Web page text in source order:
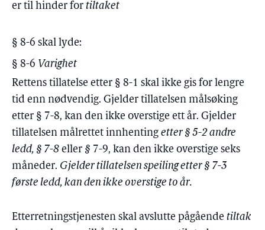
er til hinder for tiltaket
§ 8-6 skal lyde:
§ 8-6 Varighet
Rettens tillatelse etter § 8-1 skal ikke gis for lengre
tid enn nødvendig. Gjelder tillatelsen målsøking
etter § 7-8, kan den ikke overstige ett år. Gjelder
tillatelsen målrettet innhenting etter § 5-2 andre
ledd, § 7-8 eller § 7-9, kan den ikke overstige seks
måneder. Gjelder tillatelsen speiling etter § 7-3
første ledd, kan den ikke overstige to år.
Etterretningstjenesten skal avslutte pågående tiltak